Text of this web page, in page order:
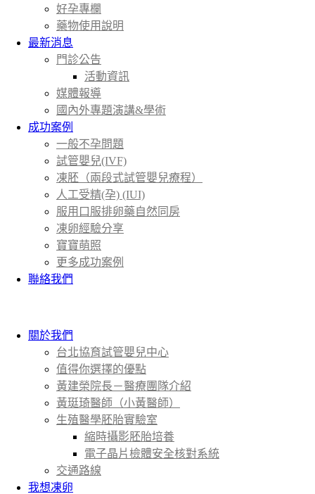
好孕專欄
藥物使用說明
最新消息
門診公告
活動資訊
媒體報導
國內外專題演講&學術
成功案例
一般不孕問題
試管嬰兒(IVF)
凍胚（兩段式試管嬰兒療程）
人工受精(孕) (IUI)
服用口服排卵藥自然同房
凍卵經驗分享
寶寶萌照
更多成功案例
聯絡我們
關於我們
台北協育試管嬰兒中心
值得你選擇的優點
黃建榮院長－醫療團隊介紹
黃珽琦醫師（小黃醫師）
生殖醫學胚胎實驗室
縮時攝影胚胎培養
電子晶片檢體安全核對系統
交通路線
我想凍卵